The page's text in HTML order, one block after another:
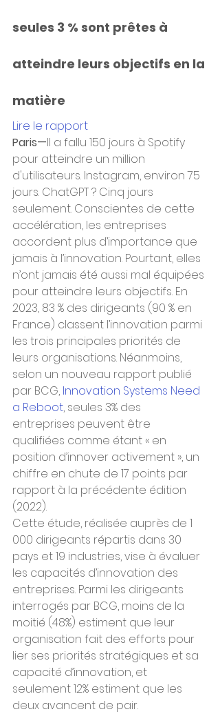
seules 3 % sont prêtes à
atteindre leurs objectifs en la
matière
Lire le rapport
Paris—Il a fallu 150 jours à Spotify
pour atteindre un million
d'utilisateurs. Instagram, environ 75
jours. ChatGPT ? Cinq jours
seulement. Conscientes de cette
accélération, les entreprises
accordent plus d’importance que
jamais à l’innovation. Pourtant, elles
n’ont jamais été aussi mal équipées
pour atteindre leurs objectifs. En
2023, 83 % des dirigeants (90 % en
France) classent l’innovation parmi
les trois principales priorités de
leurs organisations. Néanmoins,
selon un nouveau rapport publié
par BCG, Innovation Systems Need
a Reboot, seules 3% des
entreprises peuvent être
qualifiées comme étant « en
position d’innover activement », un
chiffre en chute de 17 points par
rapport à la précédente édition
(2022).
Cette étude, réalisée auprès de 1
000 dirigeants répartis dans 30
pays et 19 industries, vise à évaluer
les capacités d’innovation des
entreprises. Parmi les dirigeants
interrogés par BCG, moins de la
moitié (48%) estiment que leur
organisation fait des efforts pour
lier ses priorités stratégiques et sa
capacité d’innovation, et
seulement 12% estiment que les
deux avancent de pair.